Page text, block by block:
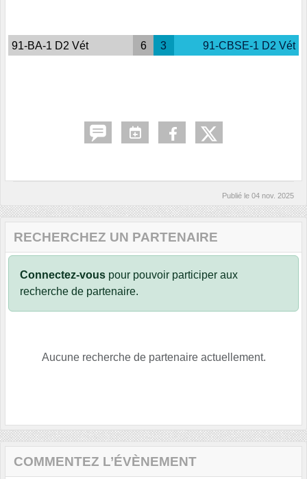
91-BA-1 D2 Vét 6 3 91-CBSE-1 D2 Vét
Publié le 04 nov. 2025
RECHERCHEZ UN PARTENAIRE
Connectez-vous pour pouvoir participer aux
recherche de partenaire.
Aucune recherche de partenaire actuellement.
COMMENTEZ L’ÉVÈNEMENT